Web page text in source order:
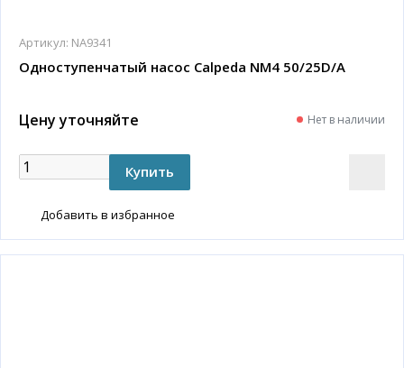
Артикул: NA9341
Одноступенчатый насос Calpeda NM4 50/25D/A
Цену уточняйте Нет в наличии
Добавить в избранное